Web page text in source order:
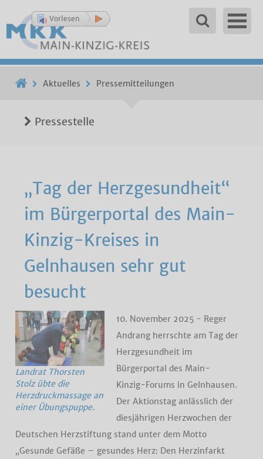
Vorlesen
Aktuelles Pressemitteilungen
Pressestelle
„Tag der Herzgesundheit“
im Bürgerportal des Main-
Kinzig-Kreises in
Gelnhausen sehr gut
besucht
Landrat Thorsten
Stolz übte die
Herzdruckmassage an
einer Übungspuppe.
10. November 2025 - Reger
Andrang herrschte am Tag der
Herzgesundheit im
Bürgerportal des Main-
Kinzig-Forums in Gelnhausen.
Der Aktionstag anlässlich der
diesjährigen Herzwochen der
Deutschen Herzstiftung stand unter dem Motto
„Gesunde Gefäße – gesundes Herz: Den Herzinfarkt